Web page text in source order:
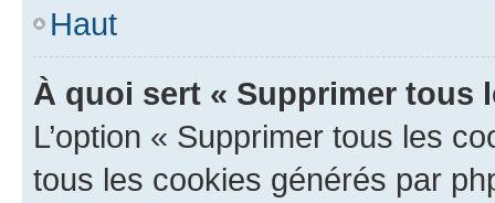
Haut
À quoi sert « Supprimer tous
L’option « Supprimer tous les
tous les cookies générés par